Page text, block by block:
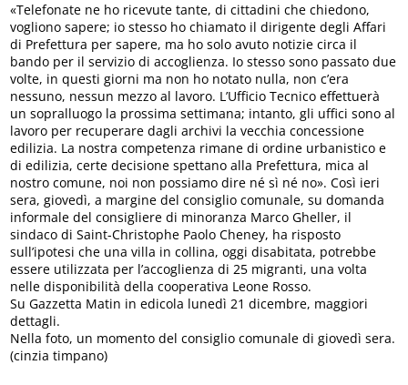
«Telefonate ne ho ricevute tante, di cittadini che chiedono,
vogliono sapere; io stesso ho chiamato il dirigente degli Affari
di Prefettura per sapere, ma ho solo avuto notizie circa il
bando per il servizio di accoglienza. Io stesso sono passato due
volte, in questi giorni ma non ho notato nulla, non c’era
nessuno, nessun mezzo al lavoro. L’Ufficio Tecnico effettuerà
un sopralluogo la prossima settimana; intanto, gli uffici sono al
lavoro per recuperare dagli archivi la vecchia concessione
edilizia. La nostra competenza rimane di ordine urbanistico e
di edilizia, certe decisione spettano alla Prefettura, mica al
nostro comune, noi non possiamo dire né sì né no». Così ieri
sera, giovedì, a margine del consiglio comunale, su domanda
informale del consigliere di minoranza Marco Gheller, il
sindaco di Saint-Christophe Paolo Cheney, ha risposto
sull’ipotesi che una villa in collina, oggi disabitata, potrebbe
essere utilizzata per l’accoglienza di 25 migranti, una volta
nelle disponibilità della cooperativa Leone Rosso.
Su Gazzetta Matin in edicola lunedì 21 dicembre, maggiori
dettagli.
Nella foto, un momento del consiglio comunale di giovedì sera.
(cinzia timpano)